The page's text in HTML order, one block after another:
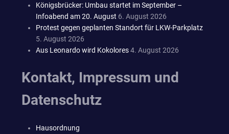
Königsbrücker: Umbau startet im September –
Infoabend am 20. August 6. August 2026
Protest gegen geplanten Standort für LKW-Parkplatz
5. August 2026
Aus Leonardo wird Kokolores4. August 2026
Kontakt, Impressum und
Datenschutz
Hausordnung